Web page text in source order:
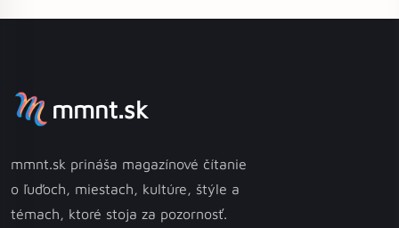
mmnt.sk
mmnt.sk prináša magazínové čítanie
o ľuďoch, miestach, kultúre, štýle a
témach, ktoré stoja za pozornosť.